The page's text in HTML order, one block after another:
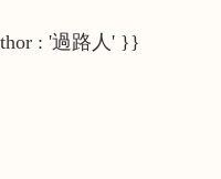
: '過路人' }}